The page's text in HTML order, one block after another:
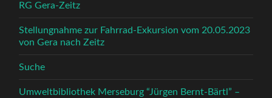
RG Gera-Zeitz
Stellungnahme zur Fahrrad-Exkursion vom 20.05.2023
von Gera nach Zeitz
Suche
Umweltbibliothek Merseburg “Jürgen Bernt-Bärtl” –